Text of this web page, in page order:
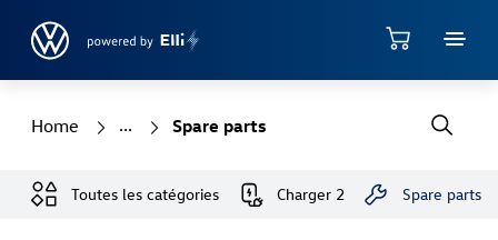
Home ShopSpare parts
Toutes les catégories Charger 2 Spare parts